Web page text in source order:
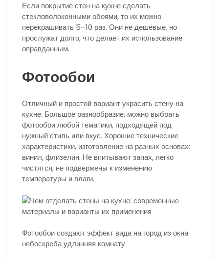
Если покрытие стен на кухне сделать
стекловолоконными обоями, то их можно
перекрашивать 5–10 раз. Они не дешёвые, но
прослужат долго, что делает их использование
оправданным.
Фотообои
Отличный и простой вариант украсить стену на
кухне. Большое разнообразие, можно выбрать
фотообои любой тематики, подходящей под
нужный стиль или вкус. Хорошие технические
характеристики, изготовление на разных основах:
винил, флизелин. Не впитывают запах, легко
чистятся, не подвержены к изменению
температуры и влаги.
Фотообои создают эффект вида на город из окна
небоскреба удлинняя комнату